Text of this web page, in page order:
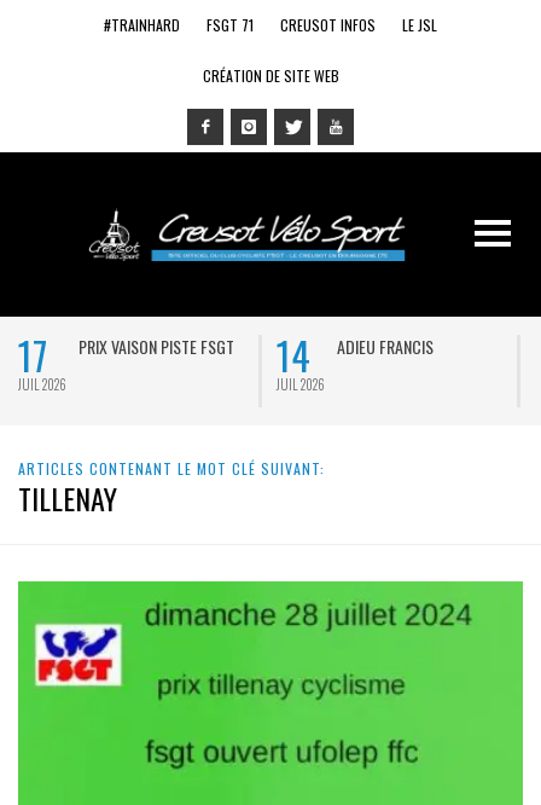
#TRAINHARD FSGT 71 CREUSOT INFOS LE JSL
CRÉATION DE SITE WEB
17
JUIL 2026
PRIX VAISON PISTE FSGT 14
JUIL 2026
ADIEU FRANCIS
ARTICLES CONTENANT LE MOT CLÉ SUIVANT:
TILLENAY